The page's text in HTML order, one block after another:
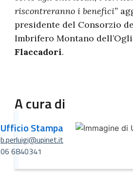
riscontreranno i benefici”
presidente del Consorzio
Imbrifero Montano
Flaccadori.
A cura di
Ufficio Stampa
b.perluigi@upinet.it
06 6840341